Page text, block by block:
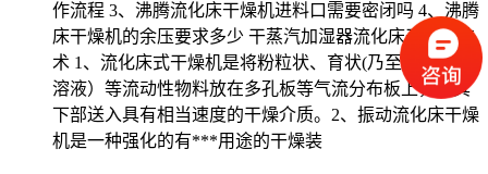
作流程 3、沸腾流化床干燥机进料口需要密闭吗 4、沸腾
床干燥机的余压要求多少 干蒸汽加湿器流化床干燥机技
术 1、流化床式干燥机是将粉粒状、育状(乃至悬浮液和
溶液）等流动性物料放在多孔板等气流分布板上，由其
下部送入具有相当速度的干燥介质。2、振动流化床干燥
机是一种强化的有***用途的干燥装